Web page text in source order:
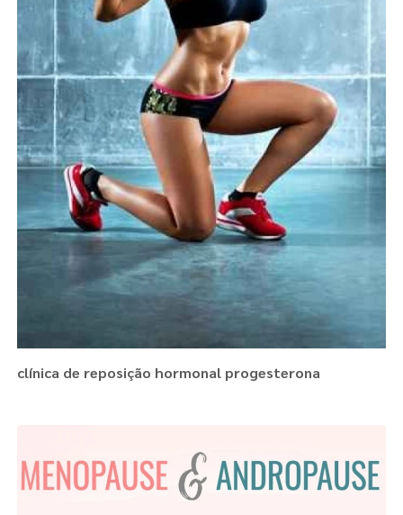
clínica de reposição hormonal progesterona